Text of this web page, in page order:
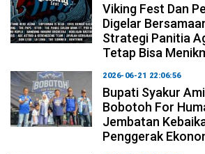
Viking Fest Dan
Digelar
Strategi Panitia
Tetap Bisa
2026-06-21 22:06:56
Bupati Syakur
Bobotoh For
Jembatan
Penggerak